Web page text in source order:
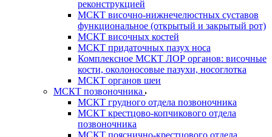
реконструкцией
МСКТ височно-нижнечелюстных суставов
функциональное (открытый и закрытый рот)
МСКТ височных костей
МСКТ придаточных пазух носа
Комплексное МСКТ ЛОР органов: височные
кости, околоносовые пазухи, носоглотка
МСКТ органов шеи
МСКТ позвоночника
МСКТ грудного отдела позвоночника
МСКТ крестцово-копчикового отдела
позвоночника
МСКТ пояснично-крестцового отдела